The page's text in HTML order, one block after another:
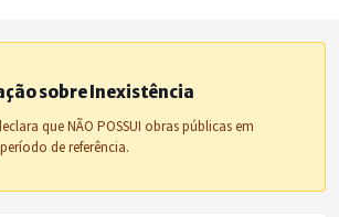
sobre Inexistência
que NÃO POSSUI obras públicas em
de referência.